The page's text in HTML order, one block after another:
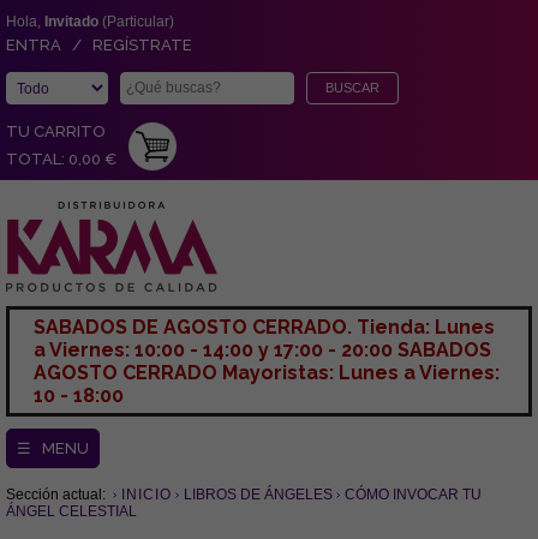
Hola, Invitado (Particular)
ENTRA / REGÍSTRATE
TU CARRITO
TOTAL: 0,00 €
SABADOS DE AGOSTO CERRADO. Tienda: Lunes
a Viernes: 10:00 - 14:00 y 17:00 - 20:00 SABADOS
AGOSTO CERRADO Mayoristas: Lunes a Viernes:
10 - 18:00
☰ MENU
Sección actual: INICIO LIBROS DE ÁNGELES
CÓMO INVOCAR TU
ÁNGEL CELESTIAL